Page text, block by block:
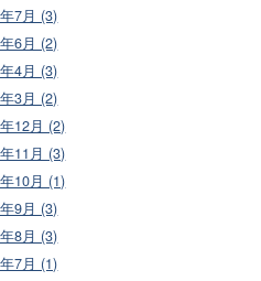
7月 (3)
6月 (2)
4月 (3)
3月 (2)
12月 (2)
11月 (3)
10月 (1)
9月 (3)
8月 (3)
7月 (1)